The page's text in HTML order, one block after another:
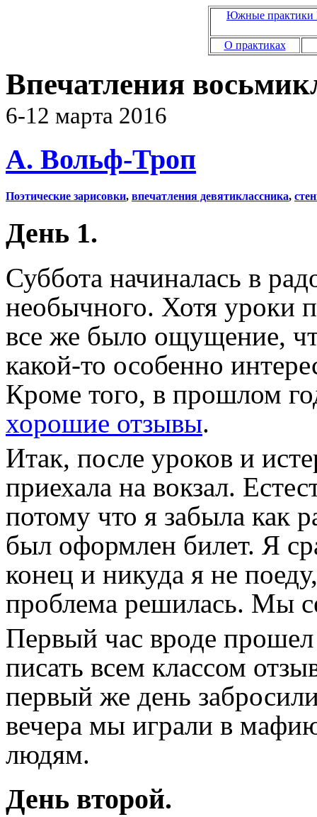
Южные практики
О практиках
Впечатления
6-12 марта 2016
А. Вольф-Троп
Поэтические зарисовки, впечатления девятиклассника,
День 1.
Суббота начиналась в
необычного. Хотя уроки
все же было ощущение,
какой-то особенно
Кроме того, в прошлом
хорошие отзывы.
Итак, после уроков и
приехала на вокзал.
потому что я забыла как
был оформлен билет. Я
конец и никуда я не
проблема решилась. Мы
Первый час вроде
писать всем классом
первый же день
вечера мы играли в
людям.
День второй.